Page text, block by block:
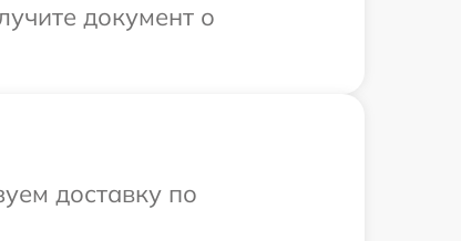
документ о
доставку по